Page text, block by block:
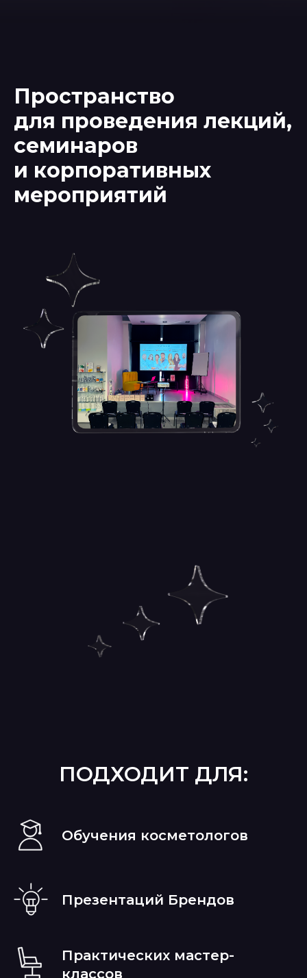
Пространство
для проведения лекций,
семинаров
и корпоративных
мероприятий
ПОДХОДИТ ДЛЯ:
Обучения косметологов
Презентаций Брендов
Практических мастер-
классов